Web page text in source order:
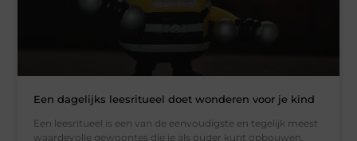
Een dagelijks leesritueel doet wonderen voor je kind
Een leesritueel is een van de eenvoudigste en tegelijk meest
waardevolle gewoontes die je als ouder kunt opbouwen.